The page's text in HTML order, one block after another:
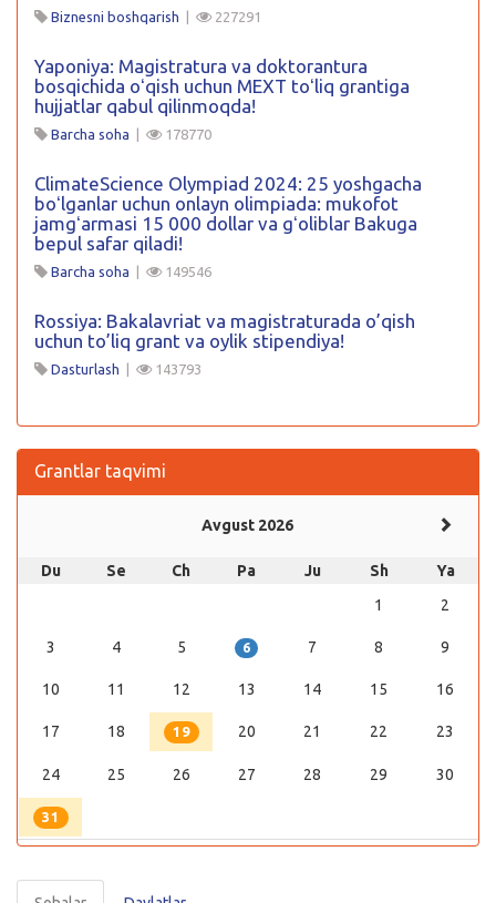
Biznesni boshqarish | 227291
Yaponiya: Magistratura va doktorantura
bosqichida oʻqish uchun MEXT toʻliq grantiga
hujjatlar qabul qilinmoqda!
Barcha soha | 178770
ClimateScience Olympiad 2024: 25 yoshgacha
boʻlganlar uchun onlayn olimpiada: mukofot
jamgʻarmasi 15 000 dollar va gʻoliblar Bakuga
bepul safar qiladi!
Barcha soha | 149546
Rossiya: Bakalavriat va magistraturada o’qish
uchun to’liq grant va oylik stipendiya!
Dasturlash | 143793
Grantlar taqvimi
Avgust 2026
Du Se Ch Pa Ju Sh
Ya
1
2
3 4 5 6 7 8 9
10 11 12 13 14 15 16
17 18 19 20 21 22 23
24 25 26 27 28 29 30
31